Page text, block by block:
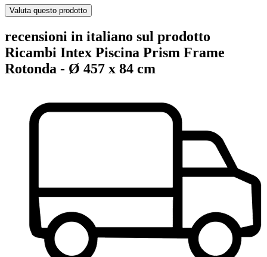
Valuta questo prodotto
recensioni in italiano sul prodotto
Ricambi Intex Piscina Prism Frame
Rotonda - Ø 457 x 84 cm